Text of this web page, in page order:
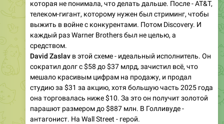
которая не понимала, что делать дальше. После - AT&T,
телеком-гигант, которому нужен был стриминг, чтобы
выжить в войне с конкурентами. Потом Discovery. И
каждый раз Warner Brothers был не целью, а
средством.
David Zaslav в этой схеме - идеальный исполнитель. Он
сократил долг с $58 до $37 млрд, зачистил всё, что
мешало красивым цифрам на продажу, и продал
студию за $31 за акцию, хотя большую часть 2025 года
она торговалась ниже $10. За это он получит золотой
парашют размером до $887 млн. В Голливуде -
антагонист. На Wall Street - герой.